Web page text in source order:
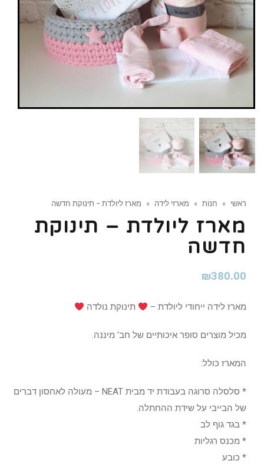
ראשי » חנות » מארזי לידה » מארז ליולדת – תינוקת חדשה
מארז ליולדת – תינוקת
חדשה
₪380.00
מארז לידה ייחודי ליולדת – תינוקת נולדה
מכיל מוצרים סופר איכותיים של חב' מיננה.
המארז כולל:
* סלסלה סרוגה בעבודת יד מבית NEAT – מעולה לאחסון דברים
של הבייבי על שידת ההחתלה.
* בגד גוף לב
* מכנס רגליות
* כובע